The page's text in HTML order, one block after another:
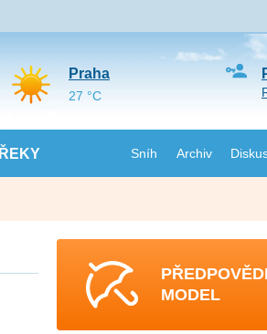
ŘEKY Sníh Archiv
Praha
27 °C
MODEL